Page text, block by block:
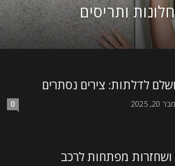
ותריסים
לדלתות: צירים נסתרים
2025
0
ושחזרות מפתחות לרכב